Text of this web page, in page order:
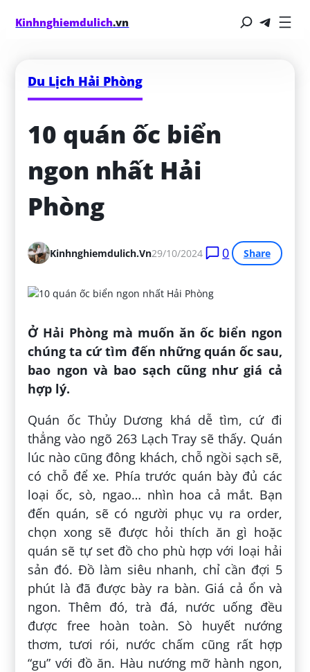
Kinhnghiemdulich.vn
Du Lịch Hải Phòng
10 quán ốc biển
ngon nhất Hải
Phòng
Kinhnghiemdulich.vn29/10/2024 0 Share
Ở Hải Phòng mà muốn ăn ốc biển ngon
chúng ta cứ tìm đến những quán ốc sau,
bao ngon và bao sạch cũng như giá cả
hợp lý.
Quán ốc Thủy Dương khá dễ tìm, cứ đi
thẳng vào ngõ 263 Lạch Tray sẽ thấy. Quán
lúc nào cũng đông khách, chỗ ngồi sạch sẽ,
có chỗ để xe. Phía trước quán bày đủ các
loại ốc, sò, ngao… nhìn hoa cả mắt. Bạn
đến quán, sẽ có người phục vụ ra order,
chọn xong sẽ được hỏi thích ăn gì hoặc
quán sẽ tự set đồ cho phù hợp với loại hải
sản đó. Đồ làm siêu nhanh, chỉ cần đợi 5
phút là đã được bày ra bàn. Giá cả ổn và
ngon. Thêm đó, trà đá, nước uống đều
được free hoàn toàn. Sò huyết nướng
thơm, tươi rói, nước chấm cũng rất hợp
“gu” với đồ ăn. Hàu nướng mỡ hành ngon,